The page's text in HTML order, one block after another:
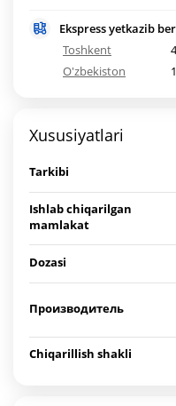
Ekspress yetkazib
Toshkent
O'zbekiston
Xususiyatlari
Tarkibi
Ishlab chiqarilgan
mamlakat
Dozasi
Производитель
Chiqarillish shakli